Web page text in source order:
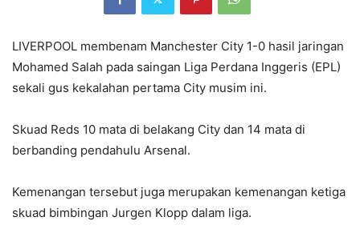
LIVERPOOL membenam Manchester City 1-0 hasil jaringan
Mohamed Salah pada saingan Liga Perdana Inggeris (EPL)
sekali gus kekalahan pertama City musim ini.
Skuad Reds 10 mata di belakang City dan 14 mata di
berbanding pendahulu Arsenal.
Kemenangan tersebut juga merupakan kemenangan ketiga
skuad bimbingan Jurgen Klopp dalam liga.